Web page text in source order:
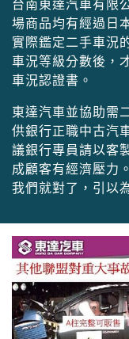
台南東達汽車有限
場商品均有經過日
實際鑑定二手車況
車況等級分數後，
車況認證書。
東達汽車並協助需
供銀行正職中古汽
議銀行專員請以客
成顧客有經濟壓力
我們就對了，引以